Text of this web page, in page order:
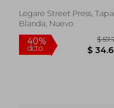
Bearing Upon Nova
Scotia Gold Mines
Inglés)
Society Of Nova Scotia
Legare Street Press, Tapa
Blanda, Nuevo